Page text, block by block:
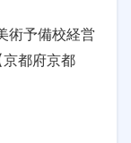
術予備校経営
京都府京都